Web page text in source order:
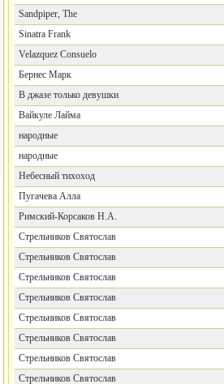
Sandpiper, The
Sinatra Frank
Velazquez Consuelo
Бернес Марк
В джазе только девушки
Вайкуле Лайма
народные
народные
Небесный тихоход
Пугачева Алла
Римский-Корсаков Н.А.
Стрельников Святослав
Стрельников Святослав
Стрельников Святослав
Стрельников Святослав
Стрельников Святослав
Стрельников Святослав
Стрельников Святослав
Стрельников Святослав